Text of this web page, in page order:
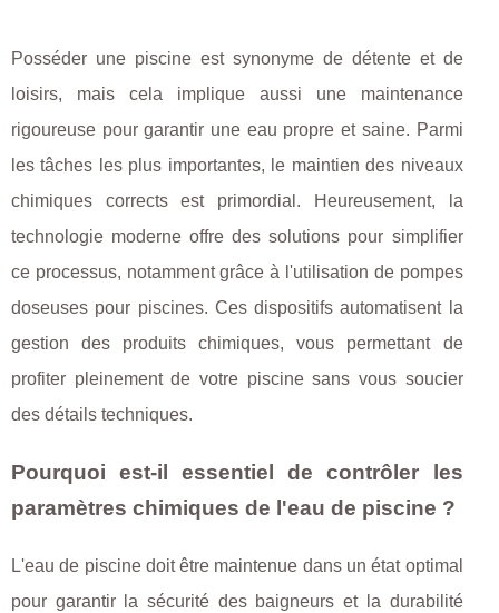
Posséder une piscine est synonyme de détente et de
loisirs, mais cela implique aussi une maintenance
rigoureuse pour garantir une eau propre et saine. Parmi
les tâches les plus importantes, le maintien des niveaux
chimiques corrects est primordial. Heureusement, la
technologie moderne offre des solutions pour simplifier
ce processus, notamment grâce à l'utilisation de pompes
doseuses pour piscines. Ces dispositifs automatisent la
gestion des produits chimiques, vous permettant de
profiter pleinement de votre piscine sans vous soucier
des détails techniques.
Pourquoi est-il essentiel de contrôler les
paramètres chimiques de l'eau de piscine ?
L'eau de piscine doit être maintenue dans un état optimal
pour garantir la sécurité des baigneurs et la durabilité